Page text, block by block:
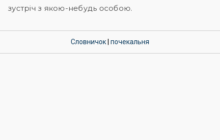
зустріч з якою-небудь особою.
Словничок почекальня